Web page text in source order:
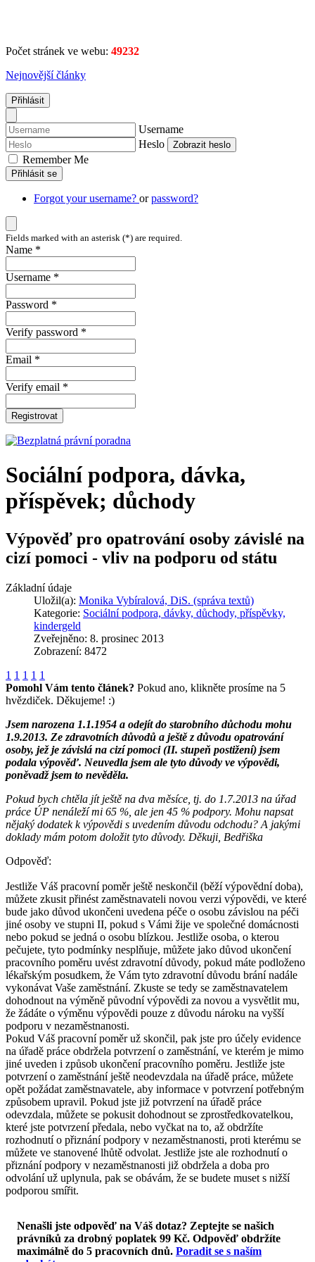
Počet stránek ve webu: 49232
Nejnovější články
Přihlásit
Username
Heslo
Zobrazit heslo
Remember Me
Přihlásit se
Forgot your username? orpassword?
Fields marked with an asterisk (*) are required.
Name *
Username *
Password *
Verify password *
Email *
Verify email *
Registrovat
Sociální podpora, dávka,
příspěvek; důchody
Výpověď pro opatrování osoby závislé na
cizí pomoci - vliv na podporu od státu
Základní údaje
Uložil(a): Monika Vybíralová, DiS. (správa textů)
Kategorie: Sociální podpora, dávky, důchody, příspěvky,
kindergeld
Zveřejněno: 8. prosinec 2013
Zobrazení: 8472
1 1 1 1 1
Pomohl Vám tento článek? Pokud ano, klikněte prosíme na 5
hvězdiček. Děkujeme! :)
Jsem narozena 1.1.1954 a odejít do starobního důchodu mohu
1.9.2013. Ze zdravotních důvodů a ještě z důvodu opatrování
osoby, jež je závislá na cizí pomoci (II. stupeň postižení) jsem
podala výpověď. Neuvedla jsem ale tyto důvody ve výpovědi,
poněvadž jsem to nevěděla.
Pokud bych chtěla jít ještě na dva měsíce, tj. do 1.7.2013 na úřad
práce ÚP nenáleží mi 65 %, ale jen 45 % podpory. Mohu napsat
nějaký dodatek k výpovědi s uvedením důvodu odchodu? A jakými
doklady mám potom doložit tyto důvody. Děkuji, Bedřiška
Odpověď:
Jestliže Váš pracovní poměr ještě neskončil (běží výpovědní doba),
můžete zkusit přinést zaměstnavateli novou verzi výpovědi, ve které
bude jako důvod ukončeni uvedena péče o osobu závislou na péči
jiné osoby ve stupni II, pokud s Vámi žije ve společné domácnosti
nebo pokud se jedná o osobu blízkou. Jestliže osoba, o kterou
pečujete, tyto podmínky nesplňuje, můžete jako důvod ukončení
pracovního poměru uvést zdravotní důvody, pokud máte podloženo
lékařským posudkem, že Vám tyto zdravotní důvodu brání nadále
vykonávat Vaše zaměstnání. Zkuste se tedy se zaměstnavatelem
dohodnout na výměně původní výpovědi za novou a vysvětlit mu,
že žádáte o výměnu výpovědi pouze z důvodu nároku na vyšší
podporu v nezaměstnanosti.
Pokud Váš pracovní poměr už skončil, pak jste pro účely evidence
na úřadě práce obdržela potvrzení o zaměstnání, ve kterém je mimo
jiné uveden i způsob ukončení pracovního poměru. Jestliže jste
potvrzení o zaměstnání ještě neodevzdala na úřadě práce, můžete
opět požádat zaměstnavatele, aby informace v potvrzení potřebným
způsobem upravil. Pokud jste již potvrzení na úřadě práce
odevzdala, můžete se pokusit dohodnout se zprostředkovatelkou,
které jste potvrzení předala, nebo vyčkat na to, až obdržíte
rozhodnutí o přiznání podpory v nezaměstnanosti, proti kterému se
můžete ve stanovené lhůtě odvolat. Jestliže jste ale rozhodnutí o
přiznání podpory v nezaměstnanosti již obdržela a doba pro
odvolání už uplynula, pak se obávám, že se budete muset s nižší
podporou smířit.
Nenašli jste odpověď na Váš dotaz? Zeptejte se našich
právníků za drobný poplatek 99 Kč. Odpověď obdržíte
maximálně do 5 pracovních dnů. Poradit se s naším